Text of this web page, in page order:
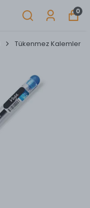
0
Tükenmez Kalemler